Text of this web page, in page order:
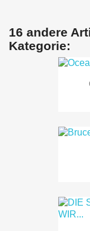
16 andere
Kategorie: